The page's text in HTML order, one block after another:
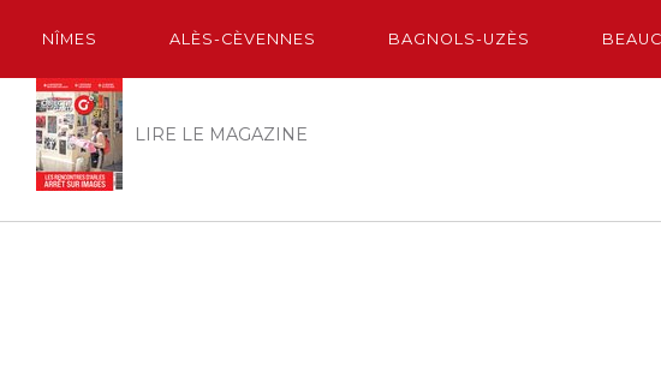
NÎMES ALÈS-CÈVENNES BAGNOLS-UZÈS
LIRE LE MAGAZINE